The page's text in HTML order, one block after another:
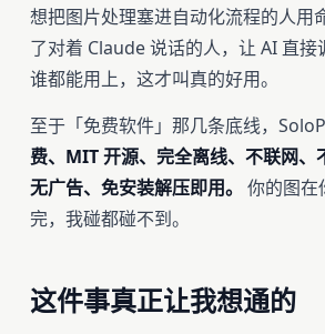
想把图片处理塞进自动化流程的人用
了对着 Claude 说话的人，让 AI 直接
谁都能用上，这才叫真的好用。
至于「免费软件」那几条底线，
费、MIT 开源、完全离线、不联网、
无广告、免安装解压即用。 你的图在
完，我碰都碰不到。
这件事真正让我想通的